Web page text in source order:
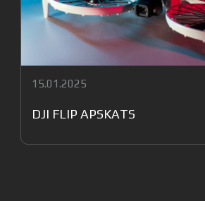
15.01.2025
DJI FLIP APSKATS